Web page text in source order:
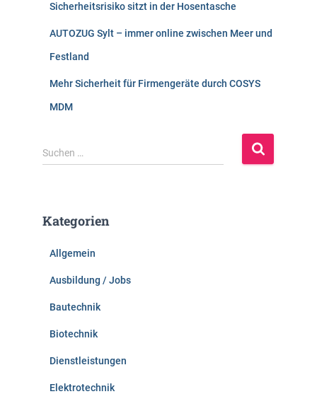
Sicherheitsrisiko sitzt in der Hosentasche
AUTOZUG Sylt – immer online zwischen Meer und
Festland
Mehr Sicherheit für Firmengeräte durch COSYS
MDM
S
u
n
Suchen …
Kategorien
Allgemein
Ausbildung / Jobs
Bautechnik
Biotechnik
Dienstleistungen
Elektrotechnik